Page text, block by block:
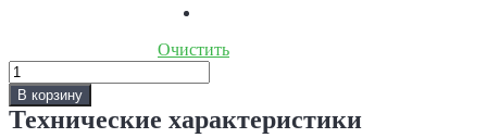
Очистить
Количество
Скульптура
античная
«Задумчивая
В корзину
Технические характеристики